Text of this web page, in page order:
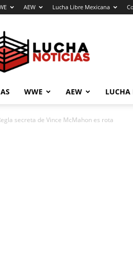
AEW Lucha Libre Mexicana
Noticias
WWE AEW LUCHA
secreta de Vince McMahon es rota